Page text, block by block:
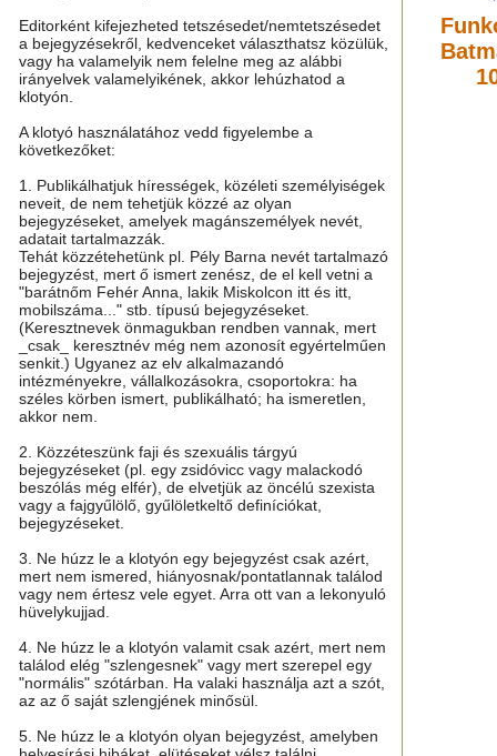
Editorként kifejezheted tetszésedet/nemtetszésedet
a bejegyzésekről, kedvenceket választhatsz közülük,
vagy ha valamelyik nem felelne meg az alábbi
irányelvek valamelyikének, akkor lehúzhatod a
klotyón.
A klotyó használatához vedd figyelembe a
következőket:
1. Publikálhatjuk hírességek, közéleti személyiségek
neveit, de nem tehetjük közzé az olyan
bejegyzéseket, amelyek magánszemélyek nevét,
adatait tartalmazzák.
Tehát közzétehetünk pl. Pély Barna nevét tartalmazó
bejegyzést, mert ő ismert zenész, de el kell vetni a
"barátnőm Fehér Anna, lakik Miskolcon itt és itt,
mobilszáma..." stb. típusú bejegyzéseket.
(Keresztnevek önmagukban rendben vannak, mert
_csak_ keresztnév még nem azonosít egyértelműen
senkit.) Ugyanez az elv alkalmazandó
intézményekre, vállalkozásokra, csoportokra: ha
széles körben ismert, publikálható; ha ismeretlen,
akkor nem.
2. Közzéteszünk faji és szexuális tárgyú
bejegyzéseket (pl. egy zsidóvicc vagy malackodó
beszólás még elfér), de elvetjük az öncélú szexista
vagy a fajgyűlölő, gyűlöletkeltő definíciókat,
bejegyzéseket.
3. Ne húzz le a klotyón egy bejegyzést csak azért,
mert nem ismered, hiányosnak/pontatlannak találod
vagy nem értesz vele egyet. Arra ott van a lekonyuló
hüvelykujjad.
4. Ne húzz le a klotyón valamit csak azért, mert nem
találod elég "szlengesnek" vagy mert szerepel egy
"normális" szótárban. Ha valaki használja azt a szót,
az az ő saját szlengjének minősül.
5. Ne húzz le a klotyón olyan bejegyzést, amelyben